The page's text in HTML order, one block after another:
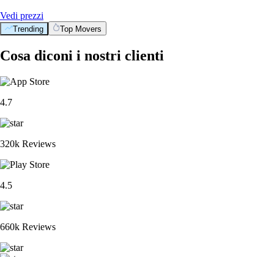
Vedi prezzi
Trending Top Movers
Cosa diconi i nostri clienti
4.7
320k Reviews
4.5
660k Reviews